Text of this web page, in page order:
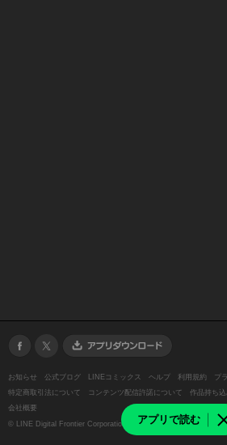
アプリで読む
お知らせ 公式ブログ LINEコミックス ヘルプ 利用規約
プ
特定商取引法について
コンテンツ配信許諾について 作品持ち
会社概要
© LINE Digital Frontier Corporation